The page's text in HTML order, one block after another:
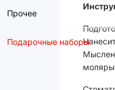
Прочее
Подарочные наборы